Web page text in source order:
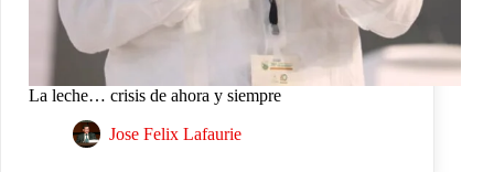
La leche… crisis de ahora y siempre
Jose Felix Lafaurie